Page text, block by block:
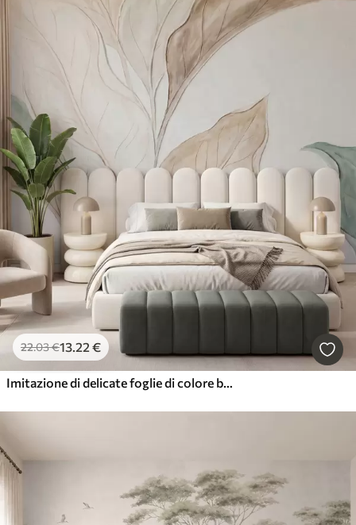
22.03€13.22 €
Imitazione di delicate foglie di colore beige-verde, modellate a rilievo